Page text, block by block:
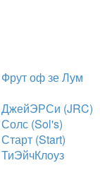
оф зе Лум
ДжейЭРСи (JRC)
(Sol's)
(Start)